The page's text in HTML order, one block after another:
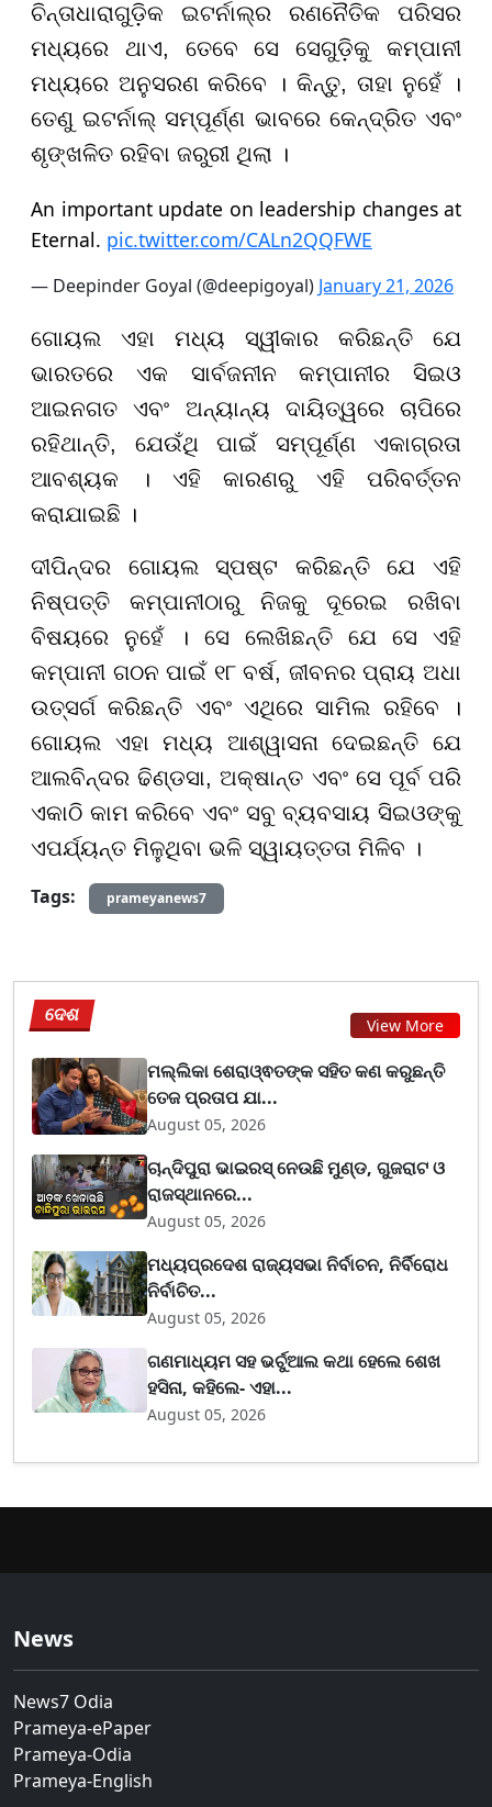
ଚିନ୍ତାଧାରାଗୁଡ଼ିକ ଇଟର୍ନାଲ୍ର ରଣନୈତିକ ପରିସର
ମଧ୍ୟରେ ଥାଏ, ତେବେ ସେ ସେଗୁଡ଼ିକୁ କମ୍ପାନୀ
ମଧ୍ୟରେ ଅନୁସରଣ କରିବେ । କିନ୍ତୁ, ତାହା ନୁହେଁ ।
ତେଣୁ ଇଟର୍ନାଲ୍ ସମ୍ପୂର୍ଣ୍ଣ ଭାବରେ କେନ୍ଦ୍ରିତ ଏବଂ
ଶୃଙ୍ଖଳିତ ରହିବା ଜରୁରୀ ଥିଲା ।
An important update on leadership changes at
Eternal. pic.twitter.com/CALn2QQFWE
— Deepinder Goyal (@deepigoyal) January 21, 2026
ଗୋୟଲ ଏହା ମଧ୍ୟ ସ୍ୱୀକାର କରିଛନ୍ତି ଯେ
ଭାରତରେ ଏକ ସାର୍ବଜନୀନ କମ୍ପାନୀର ସିଇଓ
ଆଇନଗତ ଏବଂ ଅନ୍ୟାନ୍ୟ ଦାୟିତ୍ୱରେ ଚାପିରେ
ରହିଥାନ୍ତି, ଯେଉଁଥି ପାଇଁ ସମ୍ପୂର୍ଣ୍ଣ ଏକାଗ୍ରତା
ଆବଶ୍ୟକ । ଏହି କାରଣରୁ ଏହି ପରିବର୍ତ୍ତନ
କରାଯାଇଛି ।
ଦୀପିନ୍ଦର ଗୋୟଲ ସ୍ପଷ୍ଟ କରିଛନ୍ତି ଯେ ଏହି
ନିଷ୍ପତ୍ତି କମ୍ପାନୀଠାରୁ ନିଜକୁ ଦୂରେଇ ରଖିବା
ବିଷୟରେ ନୁହେଁ । ସେ ଲେଖିଛନ୍ତି ଯେ ସେ ଏହି
କମ୍ପାନୀ ଗଠନ ପାଇଁ ୧୮ ବର୍ଷ, ଜୀବନର ପ୍ରାୟ ଅଧା
ଉତ୍ସର୍ଗ କରିଛନ୍ତି ଏବଂ ଏଥିରେ ସାମିଲ ରହିବେ ।
ଗୋୟଲ ଏହା ମଧ୍ୟ ଆଶ୍ୱାସନା ଦେଇଛନ୍ତି ଯେ
ଆଲବିନ୍ଦର ଢିଣ୍ଡସା, ଅକ୍ଷାନ୍ତ ଏବଂ ସେ ପୂର୍ବ ପରି
ଏକାଠି କାମ କରିବେ ଏବଂ ସବୁ ବ୍ୟବସାୟ ସିଇଓଙ୍କୁ
ଏପର୍ଯ୍ୟନ୍ତ ମିଳୁଥିବା ଭଳି ସ୍ୱାୟତ୍ତତା ମିଳିବ ।
Tags:
prameyanews7
ଦେଶ View More
ମଲ୍ଲିକା ଶେରାଓ୍ଵତଙ୍କ ସହିତ କଣ କରୁଛନ୍ତି
ତେଜ ପ୍ରତାପ ଯା...
August 05, 2026
ଚାନ୍ଦିପୁରା ଭାଇରସ୍ ନେଉଛି ମୁଣ୍ଡ, ଗୁଜରାଟ ଓ
ରାଜସ୍ଥାନରେ...
August 05, 2026
ମଧ୍ୟପ୍ରଦେଶ ରାଜ୍ୟସଭା ନିର୍ବାଚନ, ନିର୍ବିରୋଧ
ନିର୍ବାଚିତ...
August 05, 2026
ଗଣମାଧ୍ୟମ ସହ ଭର୍ଚୁଆଲ କଥା ହେଲେ ଶେଖ
ହସିନା, କହିଲେ- ଏହା...
August 05, 2026
News
News7 Odia
Prameya-ePaper
Prameya-Odia
Prameya-English